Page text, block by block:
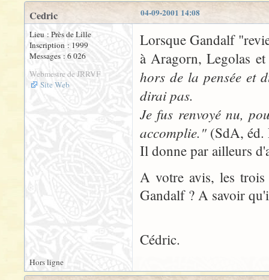
04-09-2001 14:08
Cedric
Lieu : Près de Lille
Inscription : 1999
Messages : 6 026
Webmestre de JRRVF
Site Web
Lorsque Gandalf
à Aragorn, Legolas
hors de la pensée et
dirai pas.
Je fus renvoyé nu,
accomplie." (SdA, éd.
Il donne par ailleurs
A votre avis, les trois
Gandalf ? A savoir
Cédric.
Hors ligne